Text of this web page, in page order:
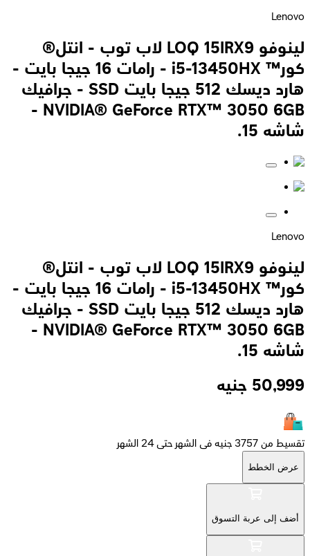
Lenovo
لينوفو LOQ 15IRX9 لاب توب - انتل®
كور™ i5-13450HX - رامات 16 جيجا بايت -
هارد ديسك 512 جيجا بايت SSD - جرافيك
NVIDIA® GeForce RTX™ 3050 6GB -
شاشه 15.
Lenovo
لينوفو LOQ 15IRX9 لاب توب - انتل®
كور™ i5-13450HX - رامات 16 جيجا بايت -
هارد ديسك 512 جيجا بايت SSD - جرافيك
NVIDIA® GeForce RTX™ 3050 6GB -
شاشه 15.
50,999 جنيه
تقسيط من 3757 جنيه فى الشهر حتى 24 الشهر
عرض الخطط
أضف إلى عربة التسوق